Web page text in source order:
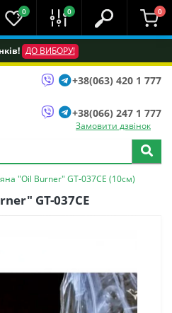
ДО ВИБОРУ!
0 0 0
+38(063) 420 1 777
+38(066) 247 1 777
Замовити дзвінок
"Oil Burner" GT-037CE (10см)
GT-037CE